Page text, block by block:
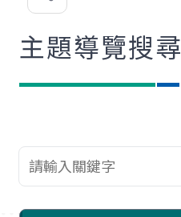
歡
主題導覽搜尋
查詢關鍵字